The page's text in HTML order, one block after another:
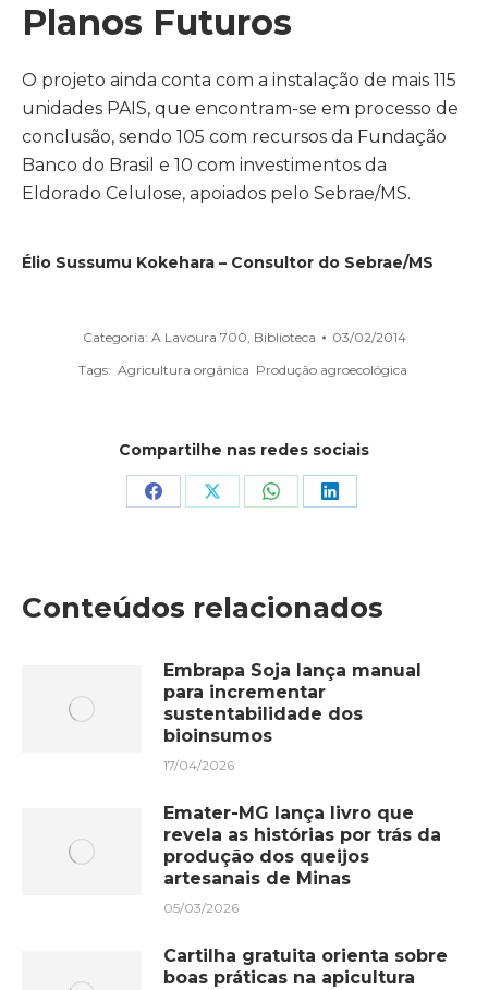
Planos Futuros
O projeto ainda conta com a instalação de mais 115
unidades PAIS, que encontram-se em processo de
conclusão, sendo 105 com recursos da Fundação
Banco do Brasil e 10 com investimentos da
Eldorado Celulose, apoiados pelo Sebrae/MS.
Élio Sussumu Kokehara – Consultor do Sebrae/MS
Categoria: A Lavoura 700, Biblioteca
03/02/2014
Tags: Agricultura orgânica Produção agroecológica
Compartilhe nas redes sociais
Share Share Share Share
Conteúdos relacionados
Embrapa Soja lança manual
para incrementar
sustentabilidade dos
bioinsumos
17/04/2026
Emater-MG lança livro que
revela as histórias por trás da
produção dos queijos
artesanais de Minas
05/03/2026
Cartilha gratuita orienta sobre
boas práticas na apicultura